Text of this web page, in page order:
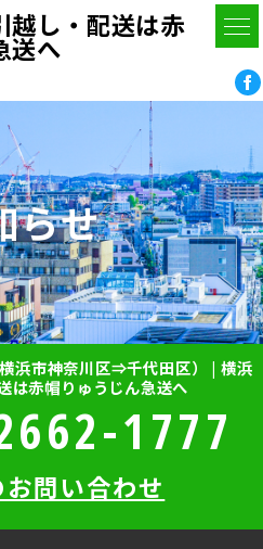
越し・配送は赤
送へ
らせ
浜市神奈川区⇒千代田区） | 横浜
は赤帽りゅうじん急送へ
1777
問い合わせ